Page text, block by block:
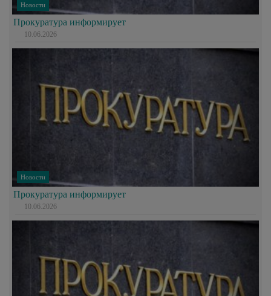
Новости
Прокуратура информирует
10.06.2026
Новости
Прокуратура информирует
10.06.2026